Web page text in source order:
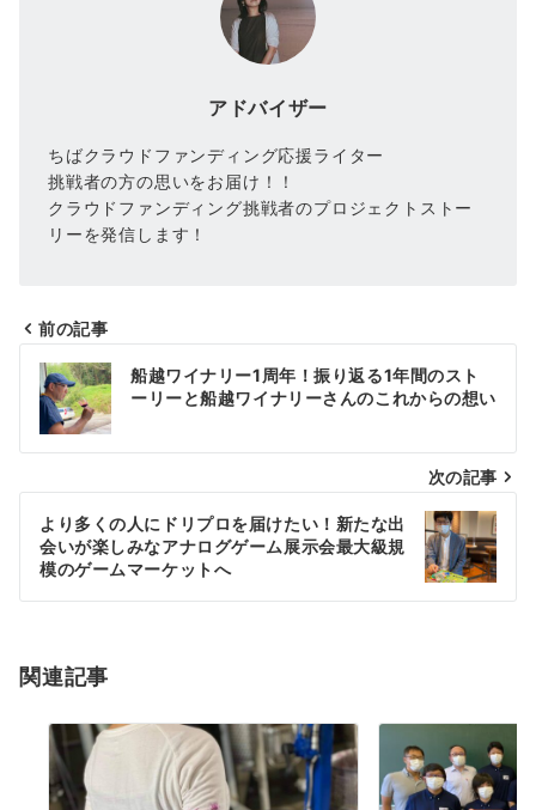
アドバイザー
ちばクラウドファンディング応援ライター
挑戦者の方の思いをお届け！！
クラウドファンディング挑戦者のプロジェクトストー
リーを発信します！
投
稿
ナ
ビ
ゲ
ー
シ
ン
前の記事
船越ワイナリー1周年！振り返る1年間のスト
ーリーと船越ワイナリーさんのこれからの想い
次の記事
より多くの人にドリプロを届けたい！新たな出
会いが楽しみなアナログゲーム展示会最大級規
模のゲームマーケットへ
関連記事